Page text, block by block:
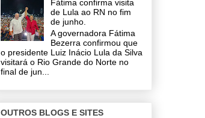
Fátima confirma visita
de Lula ao RN no fim
de junho.
A governadora Fátima
Bezerra confirmou que
o presidente Luiz Inácio Lula da Silva
visitará o Rio Grande do Norte no
final de jun...
OUTROS BLOGS E SITES